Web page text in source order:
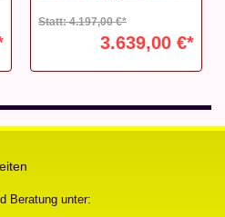
Statt: 4.197,00 €*
3.639,00 €*
Beratung unter: